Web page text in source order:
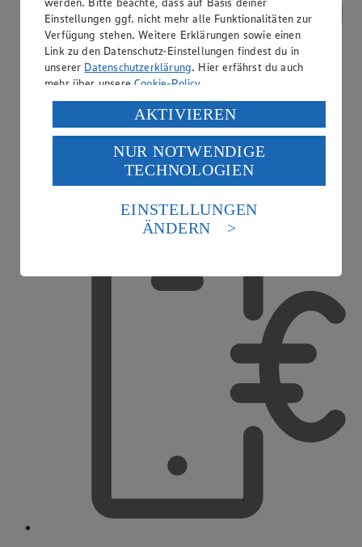
Einstellungen ggf. nicht mehr alle Funktionalitäten zur
Verfügung stehen. Weitere Erklärungen sowie einen
Link zu den Datenschutz-Einstellungen findest du in
unserer Datenschutzerklärung. Hier erfährst du auch
mehr über unsereCookie-Policy.
Verarbeitung deiner personenbezogenen Daten in den
USA durch Facebook und YouTube:
Wenn du auf „Aktivieren“ klickst, willigst du im Sinne
des Art. 49 Abs. 1 Satz 1 lit. a) DSGVO ein, dass deine
Daten in den USA verarbeitet werden. Der EuGH sieht
die USA als Land mit einem nach europäischen
Standards nicht angemessenen Datenschutzniveau an.
Es besteht das Risiko eines Zugriffs durch US-
Informationen zum Herausgeber der Seite findest du
AKTIVIEREN
NUR NOTWENDIGE
TECHNOLOGIEN
EINSTELLUNGEN
ÄNDERN